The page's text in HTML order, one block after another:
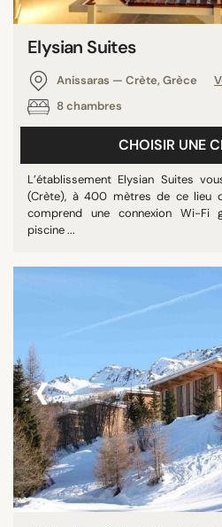
Elysian Suites
Anissaras — Crète, Grèce
8 chambres
CHOISIR UNE
L’établissement Elysian Suites
(Crète), à 400 mètres de ce lieu
comprend une connexion Wi-Fi
piscine ...
‹